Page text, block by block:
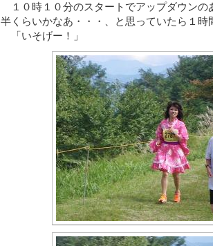
１０時１０分のスタートでアップダウンの
半くらいかなあ・・・、と思っていたら１時
「いそげー！」